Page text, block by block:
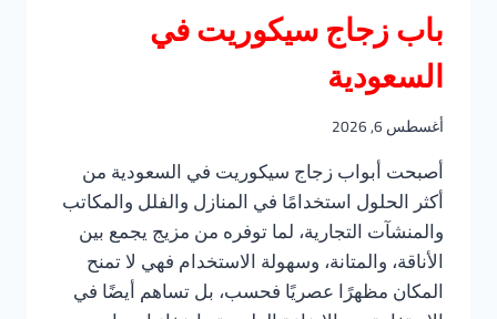
باب زجاج سيكوريت في
السعودية
أغسطس 6, 2026
أصبحت أبواب زجاج سيكوريت في السعودية من
أكثر الحلول استخدامًا في المنازل والفلل والمكاتب
والمنشآت التجارية، لما توفره من مزيج يجمع بين
الأناقة، والمتانة، وسهولة الاستخدام فهي لا تمنح
المكان مظهرًا عصريًا فحسب، بل تساهم أيضًا في